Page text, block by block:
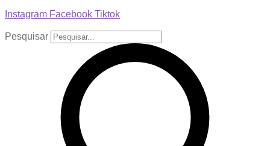
Instagram Facebook Tiktok
Pesquisar